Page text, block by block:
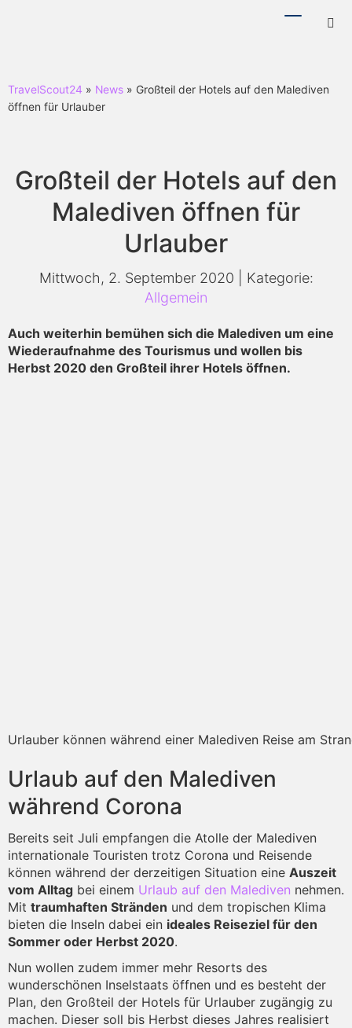
TravelScout24 » News » Großteil der Hotels auf den Malediven
öffnen für Urlauber
Großteil der Hotels auf den
Malediven öffnen für
Urlauber
Mittwoch, 2. September 2020 | Kategorie:
Allgemein
Auch weiterhin bemühen sich die Malediven um eine
Wiederaufnahme des Tourismus und wollen bis
Herbst 2020 den Großteil ihrer Hotels öffnen.
Urlauber können während einer Malediven Reise am
Urlaub auf den Malediven
während Corona
Bereits seit Juli empfangen die Atolle der Malediven
internationale Touristen trotz Corona und Reisende
können während der derzeitigen Situation eine Auszeit
vom Alltag bei einem Urlaub auf den Malediven nehmen.
Mit traumhaften Stränden und dem tropischen Klima
bieten die Inseln dabei ein ideales Reiseziel für den
Sommer oder Herbst 2020.
Nun wollen zudem immer mehr Resorts des
wunderschönen Inselstaats öffnen und es besteht der
Plan, den Großteil der Hotels für Urlauber zugängig zu
machen. Dieser soll bis Herbst dieses Jahres realisiert